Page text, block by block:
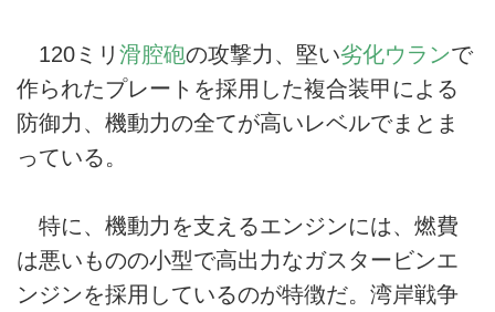
120ミリ 滑腔砲の攻撃力、堅い劣化ウランで
作られたプレートを採用した複合装甲による
防御力、機動力の全てが高いレベルでまとま
っている。
特に、機動力を支えるエンジンには、燃費
は悪いものの小型で高出力なガスタービンエ
ンジンを採用しているのが特徴だ。湾岸戦争